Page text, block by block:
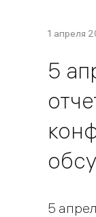
1 апреля
5
5